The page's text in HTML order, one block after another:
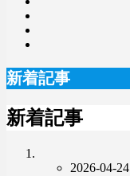
新着記事
新着記事
2026-04-24